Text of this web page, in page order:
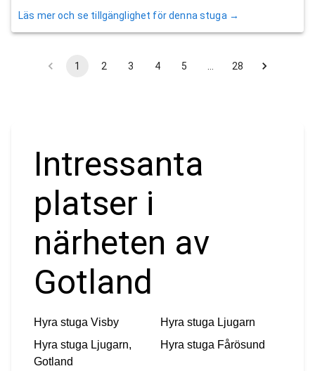
Läs mer och se tillgänglighet för denna stuga →
1 2 3 4 5 … 28
Intressanta
platser i
närheten av
Gotland
Hyra stuga Visby Hyra stuga Ljugarn
Hyra stuga Ljugarn,
Gotland
Hyra stuga Fårösund